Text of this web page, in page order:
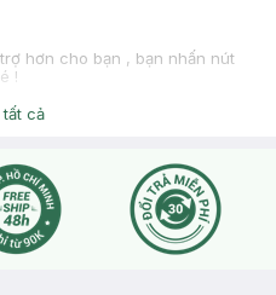
hơn cho bạn , bạn nhấn nút
!
tất cả